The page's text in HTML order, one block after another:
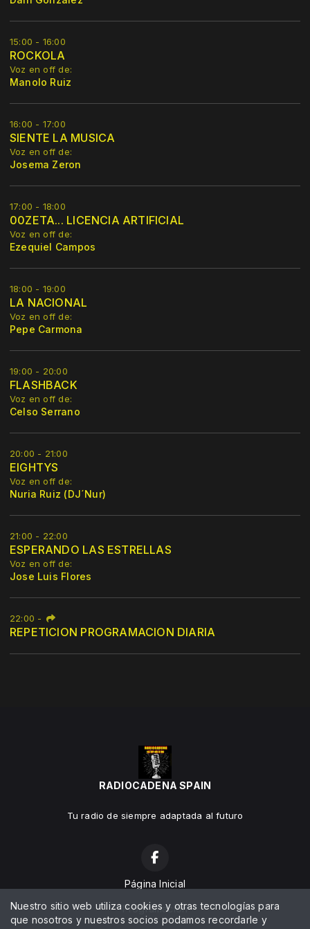
15:00 - 16:00
ROCKOLA
Voz en off de:
Manolo Ruiz
16:00 - 17:00
SIENTE LA MUSICA
Voz en off de:
Josema Zeron
17:00 - 18:00
00ZETA... LICENCIA ARTIFICIAL
Voz en off de:
Ezequiel Campos
18:00 - 19:00
LA NACIONAL
Voz en off de:
Pepe Carmona
19:00 - 20:00
FLASHBACK
Voz en off de:
Celso Serrano
20:00 - 21:00
EIGHTYS
Voz en off de:
Nuria Ruiz (DJ´Nur)
21:00 - 22:00
ESPERANDO LAS ESTRELLAS
Voz en off de:
Jose Luis Flores
22:00 -
REPETICION PROGRAMACION DIARIA
RADIOCADENA SPAIN
Tu radio de siempre adaptada al futuro
Página Inicial
Programación
Nuestro sitio web utiliza cookies y otras tecnologías para
que nosotros y nuestros socios podamos recordarle y